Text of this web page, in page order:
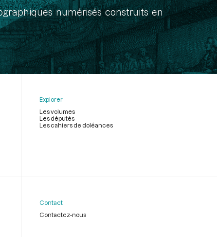
numérisés construits en
Explorer
Les volumes
Les députés
Les cahiers de doléances
Contact
Contactez-nous